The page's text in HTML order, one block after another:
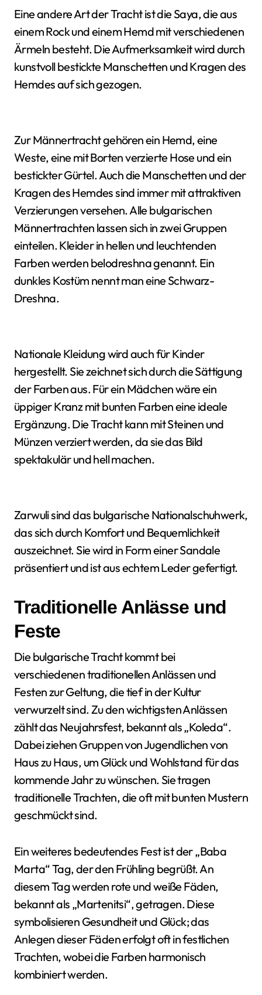
Eine andere Art der Tracht ist die Saya, die aus
einem Rock und einem Hemd mit verschiedenen
Ärmeln besteht. Die Aufmerksamkeit wird durch
kunstvoll bestickte Manschetten und Kragen des
Hemdes auf sich gezogen.
Zur Männertracht gehören ein Hemd, eine
Weste, eine mit Borten verzierte Hose und ein
bestickter Gürtel. Auch die Manschetten und der
Kragen des Hemdes sind immer mit attraktiven
Verzierungen versehen. Alle bulgarischen
Männertrachten lassen sich in zwei Gruppen
einteilen. Kleider in hellen und leuchtenden
Farben werden belodreshna genannt. Ein
dunkles Kostüm nennt man eine Schwarz-
Dreshna.
Nationale Kleidung wird auch für Kinder
hergestellt. Sie zeichnet sich durch die Sättigung
der Farben aus. Für ein Mädchen wäre ein
üppiger Kranz mit bunten Farben eine ideale
Ergänzung. Die Tracht kann mit Steinen und
Münzen verziert werden, da sie das Bild
spektakulär und hell machen.
Zarwuli sind das bulgarische Nationalschuhwerk,
das sich durch Komfort und Bequemlichkeit
auszeichnet. Sie wird in Form einer Sandale
präsentiert und ist aus echtem Leder gefertigt.
Traditionelle Anlässe und
Feste
Die bulgarische Tracht kommt bei
verschiedenen traditionellen Anlässen und
Festen zur Geltung, die tief in der Kultur
verwurzelt sind. Zu den wichtigsten Anlässen
zählt das Neujahrsfest, bekannt als „Koleda“.
Dabei ziehen Gruppen von Jugendlichen von
Haus zu Haus, um Glück und Wohlstand für das
kommende Jahr zu wünschen. Sie tragen
traditionelle Trachten, die oft mit bunten Mustern
geschmückt sind.
Ein weiteres bedeutendes Fest ist der „Baba
Marta“ Tag, der den Frühling begrüßt. An
diesem Tag werden rote und weiße Fäden,
bekannt als „Martenitsi“, getragen. Diese
symbolisieren Gesundheit und Glück; das
Anlegen dieser Fäden erfolgt oft in festlichen
Trachten, wobei die Farben harmonisch
kombiniert werden.